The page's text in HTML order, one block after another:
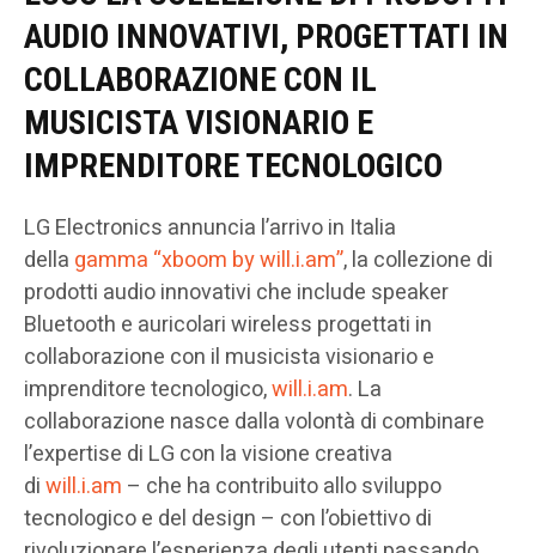
AUDIO INNOVATIVI, PROGETTATI IN
COLLABORAZIONE CON IL
MUSICISTA VISIONARIO E
IMPRENDITORE TECNOLOGICO
LG Electronics annuncia l’arrivo in Italia
della gamma “xboom by will.i.am”, la collezione di
prodotti audio innovativi che include speaker
Bluetooth e auricolari wireless progettati in
collaborazione con il musicista visionario e
imprenditore tecnologico,will.i.am. La
collaborazione nasce dalla volontà di combinare
l’expertise di LG con la visione creativa
diwill.i.am – che ha contribuito allo sviluppo
tecnologico e del design – con l’obiettivo di